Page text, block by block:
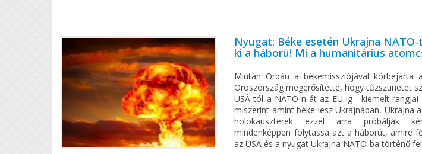
Nyugat: Béke esetén Ukrajna
ki a háború! Mi a humanitárius
Miután Orbán a békemissziójával
Oroszország megerősítette, hogy tűzszünetet
USÁ-tól a NATO-n át az EU-ig - kiemelt
miszerint amint béke lesz Ukrajnában, Ukrajna
holokauszterek ezzel arra próbálják
mindenképpen folytassa azt a háborút, amire
az USA és a nyugat Ukrajna NATO-ba történő